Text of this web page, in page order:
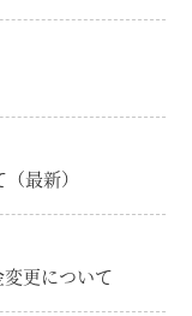
最新）
更について